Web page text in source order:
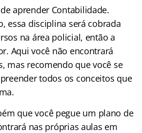
aprender Contabilidade.
essa disciplina será cobrada
na área policial, então a
Aqui você não encontrará
mas recomendo que você se
todos os conceitos que
que você pegue um plano de
nas próprias aulas em